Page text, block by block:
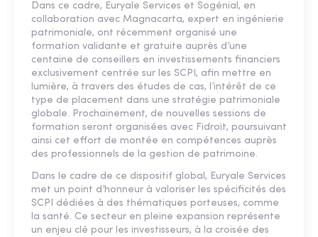
Dans ce cadre, Euryale Services et Sogénial, en
collaboration avec Magnacarta, expert en ingénierie
patrimoniale, ont récemment organisé une
formation validante et gratuite auprès d’une
centaine de conseillers en investissements financiers
exclusivement centrée sur les SCPI, afin mettre en
lumière, à travers des études de cas, l’intérêt de ce
type de placement dans une stratégie patrimoniale
globale. Prochainement, de nouvelles sessions de
formation seront organisées avec Fidroit, poursuivant
ainsi cet effort de montée en compétences auprès
des professionnels de la gestion de patrimoine.
Dans le cadre de ce dispositif global, Euryale Services
met un point d’honneur à valoriser les spécificités des
SCPI dédiées à des thématiques porteuses, comme
la santé. Ce secteur en pleine expansion représente
un enjeu clé pour les investisseurs, à la croisée des